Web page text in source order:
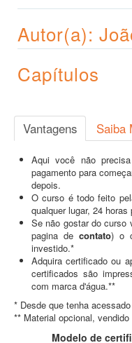
Autor(a):
Capítulos
Vantagens Saiba
Aqui você não
pagamento para
depois.
O curso é todo feito
qualquer lugar, 24
Se não gostar do curso
pagina de contato) o
investido.*
Adquira certificado ou
certificados são
com marca d'água.**
* Desde que tenha
** Material opcional,
Modelo de